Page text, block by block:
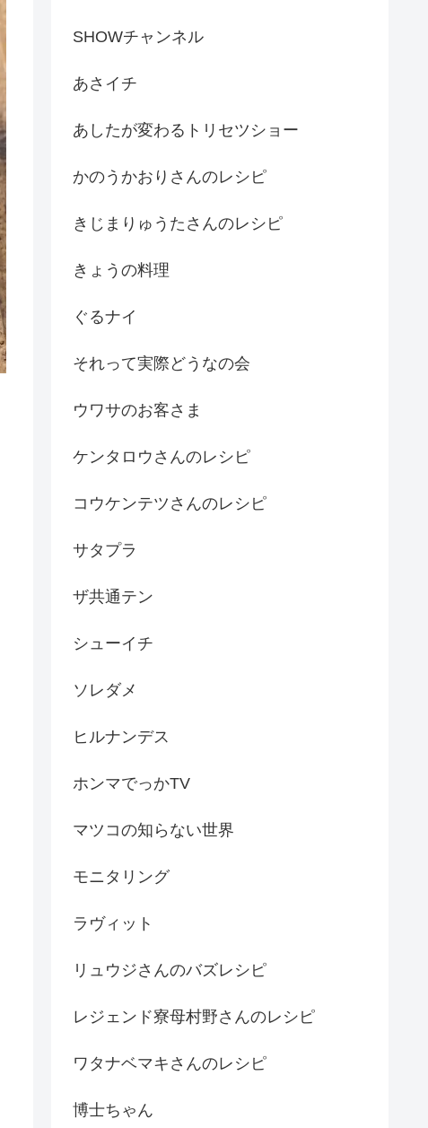
SHOWチャンネル
あさイチ
あしたが変わるトリセツショー
かのうかおりさんのレシピ
きじまりゅうたさんのレシピ
きょうの料理
ぐるナイ
それって実際どうなの会
ウワサのお客さま
ケンタロウさんのレシピ
コウケンテツさんのレシピ
サタプラ
ザ共通テン
シューイチ
ソレダメ
ヒルナンデス
ホンマでっかTV
マツコの知らない世界
モニタリング
ラヴィット
リュウジさんのバズレシピ
レジェンド寮母村野さんのレシピ
ワタナベマキさんのレシピ
博士ちゃん